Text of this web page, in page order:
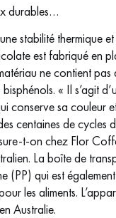
durables…
stabilité thermique
est fabriqué en
ne contient pas
« Il s’agit
conserve sa couleur
centaines de cycles
t-on chez Flor
La boîte de
(PP) qui est
les aliments.
Australie.